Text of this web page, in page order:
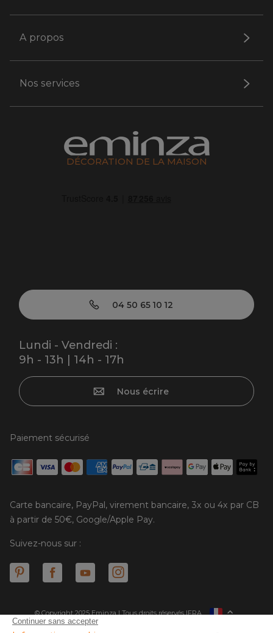
A propos
Nos services
DÉCORATION DE LA MAISON
04 50 65 10 12
Lundi - Vendredi :
9h - 13h | 14h - 17h
Nous écrire
Paiement sécurisé
Carte bancaire, PayPal, virement bancaire, 3x ou 4x par CB
à partir de 50€, Google/Apple Pay.
Suivez-nous sur :
© Copyright 2025 Eminza | Tous droits réservés |
ESPAÑAFRA